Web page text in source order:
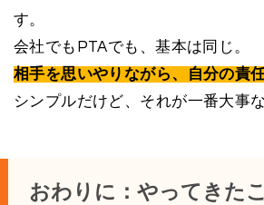
す。
会社でもPTAでも、基本は同じ。
相手を思いやりながら、自分の責
シンプルだけど、それが一番大事
おわりに：やってきた